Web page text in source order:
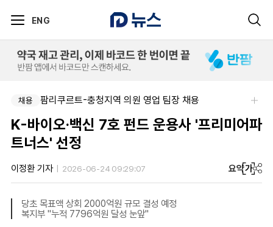
ENG
채용 팜리쿠르트-충청지역 의원 영업 팀장 채용
K-바이오·백신 7호 펀드 운용사 '프리미어파
트너스' 선정
이정환 기자 2026-06-24 09:29:07 요약가
당초 목표액 상회 2000억원 규모 결성 예정
복지부 "누적 7796억원 달성 눈앞"